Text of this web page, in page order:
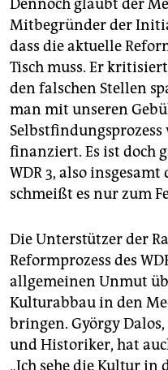
Dennoch glaubt der
Mitbegründer der
dass die aktuelle
Tisch muss. Er
den falschen Stellen
man mit unseren
finanziert. Es ist doch
WDR 3, also insgesamt
schmeißt es nur zum
Die Unterstützer der
Reformprozess des
allgemeinen Unmut
Kulturabbau in den
bringen. György
und Historiker, hat
„Ich sehe die Kultur in